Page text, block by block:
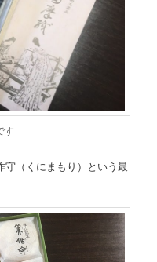
す
守（くにまもり）という最